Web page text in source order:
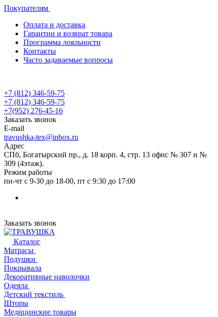
Покупателям
Оплата и доставка
Гарантии и возврат товара
Программа лояльности
Контакты
Часто задаваемые вопросы
+7 (812) 346-59-75
+7 (812) 346-59-75
+7(952) 276-45-16
Заказать звонок
E-mail
travushka-tex@inbox.ru
Адрес
СПб, Богатырский пр., д. 18 корп. 4, стр. 13 офис № 307 и №
309 (4этаж).
Режим работы
пн-чт с 9-30 до 18-00, пт с 9:30 до 17:00
Заказать звонок
Каталог
Матрасы
Подушки
Покрывала
Декоративные наволочки
Одеяла
Детский текстиль
Шторы
Медицинские товары